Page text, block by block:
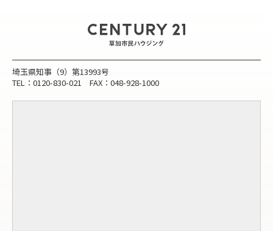
埼玉県知事（9）第13993号
TEL：0120-830-021 FAX：048-928-1000